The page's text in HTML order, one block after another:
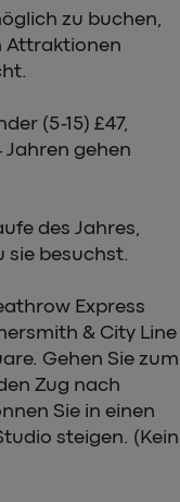
zu buchen,
Attraktionen
(5-15) £47,
Jahren gehen
des Jahres,
sie besuchst.
Express
& City Line
Gehen Sie zum
Zug nach
Sie in einen
steigen. (Kein